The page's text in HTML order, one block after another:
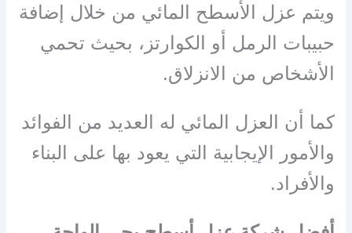
ويتم عزل الأسطح المائي من خلال إضافة
حبيبات الرمل أو الكوارتز، بحيث تحمي
الأشخاص من الانزلاق.
كما أن العزل المائي له العديد من الفوائد
والأمور الإيجابية التي يعود بها على البناء
والأفراد.